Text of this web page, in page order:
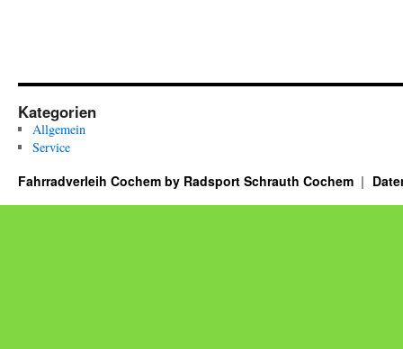
Kategorien
Allgemein
Service
Fahrradverleih Cochem by Radsport Schrauth Cochem